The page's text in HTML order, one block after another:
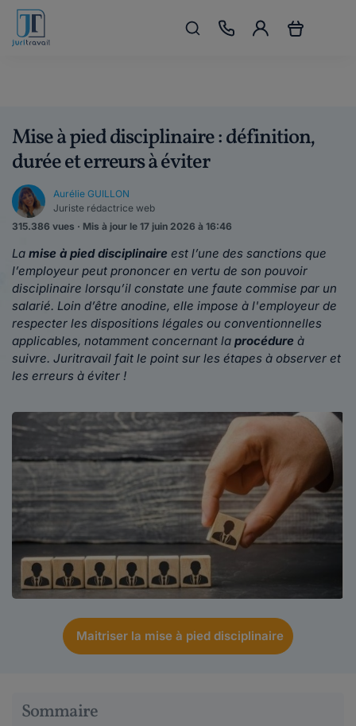
Mise à pied disciplinaire : définition,
durée et erreurs à éviter
Aurélie GUILLON
Juriste rédactrice web
315.386 vues · Mis à jour le 17 juin 2026 à 16:46
La mise à pied disciplinaire est l’une des sanctions que
l’employeur peut prononcer en vertu de son pouvoir
disciplinaire lorsqu’il constate une faute commise par un
salarié. Loin d’être anodine, elle impose à l'employeur de
respecter les dispositions légales ou conventionnelles
applicables, notamment concernant la procédure à
suivre. Juritravail fait le point sur les étapes à observer et
les erreurs à éviter !
Maitriser la mise à pied disciplinaire
Sommaire